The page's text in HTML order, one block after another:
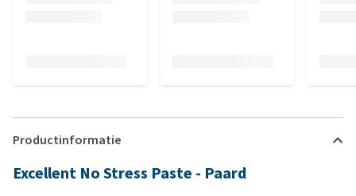
Productinformatie
Excellent No Stress Paste - Paard